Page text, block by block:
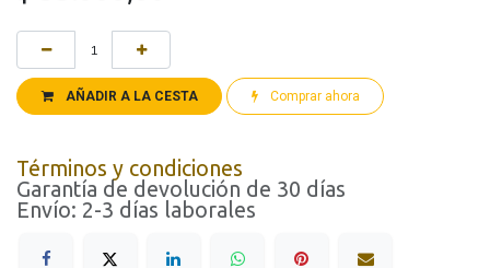
AÑADIR A LA CESTA Comprar ahora
Términos y condiciones
Garantía de devolución de 30 días
Envío: 2-3 días laborales